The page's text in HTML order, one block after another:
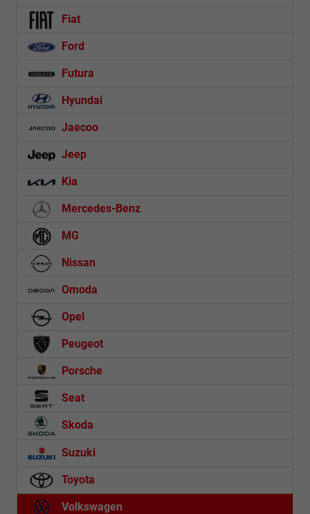
Fiat
Ford
Futura
Hyundai
Jaecoo
Jeep
Kia
Mercedes-Benz
MG
Nissan
Omoda
Opel
Peugeot
Porsche
Seat
Skoda
Suzuki
Toyota
Volkswagen